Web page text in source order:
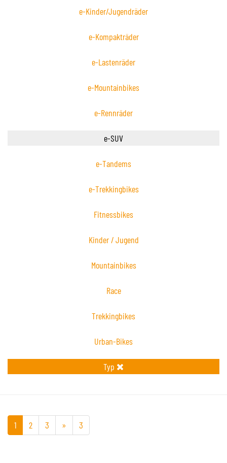
e-Kinder/Jugendräder
e-Kompakträder
e-Lastenräder
e-Mountainbikes
e-Rennräder
e-SUV
e-Tandems
e-Trekkingbikes
Fitnessbikes
Kinder / Jugend
Mountainbikes
Race
Trekkingbikes
Urban-Bikes
Typ
1 2 3 » 3